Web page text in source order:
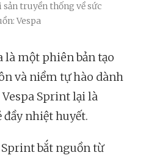
truyền thống về sức
Vespa
là một phiên bản tạo
và niềm tự hào dành
Sprint lại là
nhiệt huyết.
Sprint bắt nguồn từ